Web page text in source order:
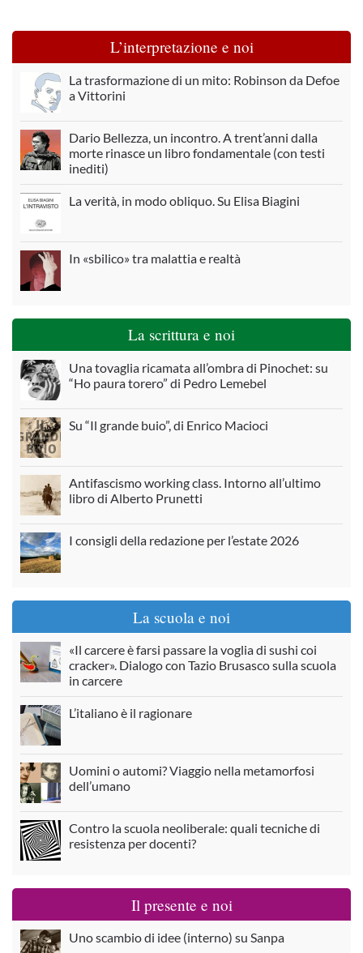
L’interpretazione e noi
La trasformazione di un mito: Robinson da Defoe
a Vittorini
Dario Bellezza, un incontro. A trent’anni dalla
morte rinasce un libro fondamentale (con testi
inediti)
La verità, in modo obliquo. Su Elisa Biagini
In «sbilico» tra malattia e realtà
La scrittura e noi
Una tovaglia ricamata all’ombra di Pinochet: su
“Ho paura torero” di Pedro Lemebel
Su “Il grande buio”, di Enrico Macioci
Antifascismo working class. Intorno all’ultimo
libro di Alberto Prunetti
I consigli della redazione per l’estate 2026
La scuola e noi
«Il carcere è farsi passare la voglia di sushi coi
cracker». Dialogo con Tazio Brusasco sulla scuola
in carcere
L’italiano è il ragionare
Uomini o automi? Viaggio nella metamorfosi
dell’umano
Contro la scuola neoliberale: quali tecniche di
resistenza per docenti?
Il presente e noi
Uno scambio di idee (interno) su Sanpa